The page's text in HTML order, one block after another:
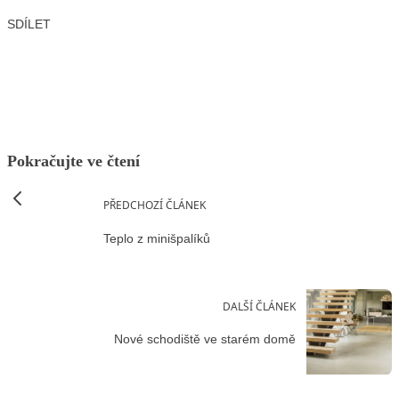
SDÍLET
Pokračujte ve čtení
PŘEDCHOZÍ ČLÁNEK
Teplo z minišpalíků
DALŠÍ ČLÁNEK
Nové schodiště ve starém domě